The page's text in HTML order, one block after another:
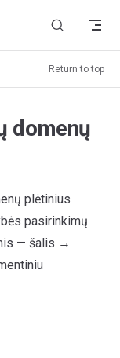
Return to top
domenų
plėtinius
pasirinkimų
— šalis →